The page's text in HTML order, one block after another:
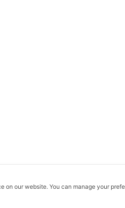
on our website. You can manage your